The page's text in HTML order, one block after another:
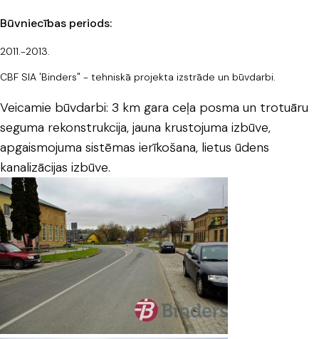
Būvniecības periods:
2011.-2013.
CBF SIA 'Binders" - tehniskā projekta izstrāde un būvdarbi.
Veicamie būvdarbi: 3 km gara ceļa posma un trotuāru
seguma rekonstrukcija, jauna krustojuma izbūve,
apgaismojuma sistēmas ierīkošana, lietus ūdens
kanalizācijas izbūve.